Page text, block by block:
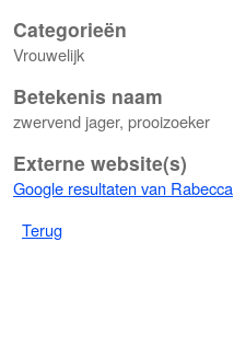
Categorieën
Vrouwelijk
Betekenis naam
zwervend jager, prooizoeker
Externe website(s)
Google resultaten van Rabecca
Terug